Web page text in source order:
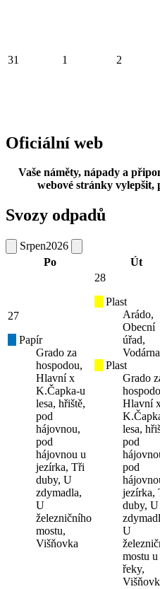
31 1 2
Oficiální web
Vaše náměty, nápady a
webové stránky vylepšit,
Svozy odpadů
Srpen2026
Po
Út
27
Papír
Grado za
hospodou,
Hlavní x
K.Čapka-u
lesa, hřiště,
pod
hájovnou,
pod
hájovnou u
jezírka, Tři
duby, U
zdymadla,
U
železničního
mostu,
Višňovka
28
Plast
Arádo,
Obecní
úřad,
Vodárna
Plast
Grado
Hlavní
lesa,
pod
pod
jezírka,
duby, U
U
mostu u
řeky,